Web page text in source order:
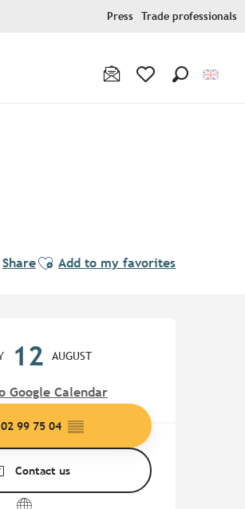
Press Trade professionals
ShareAjouter aux favoris
Add to my favorites
12 AUGUST
Google Calendar
02 99 75 04 ▒▒
Contact us